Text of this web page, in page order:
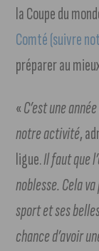
la Coupe du
Comté (suivre
préparer au
«C’est une
notre activité,
ligue.Il faut que
noblesse. Cela
sport et ses
chance d’avoir